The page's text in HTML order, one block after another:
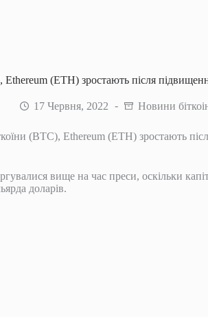
Ethereum (ETH) зростають після
17 Червня, 2022 Новини
(BTC), Ethereum (ETH) зростають
вище на час преси, оскільки
доларів.